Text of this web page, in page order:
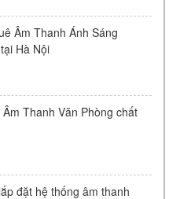
Âm Thanh Ánh Sáng
Hà Nội
Thanh Văn Phòng chất
đặt hệ thống âm thanh